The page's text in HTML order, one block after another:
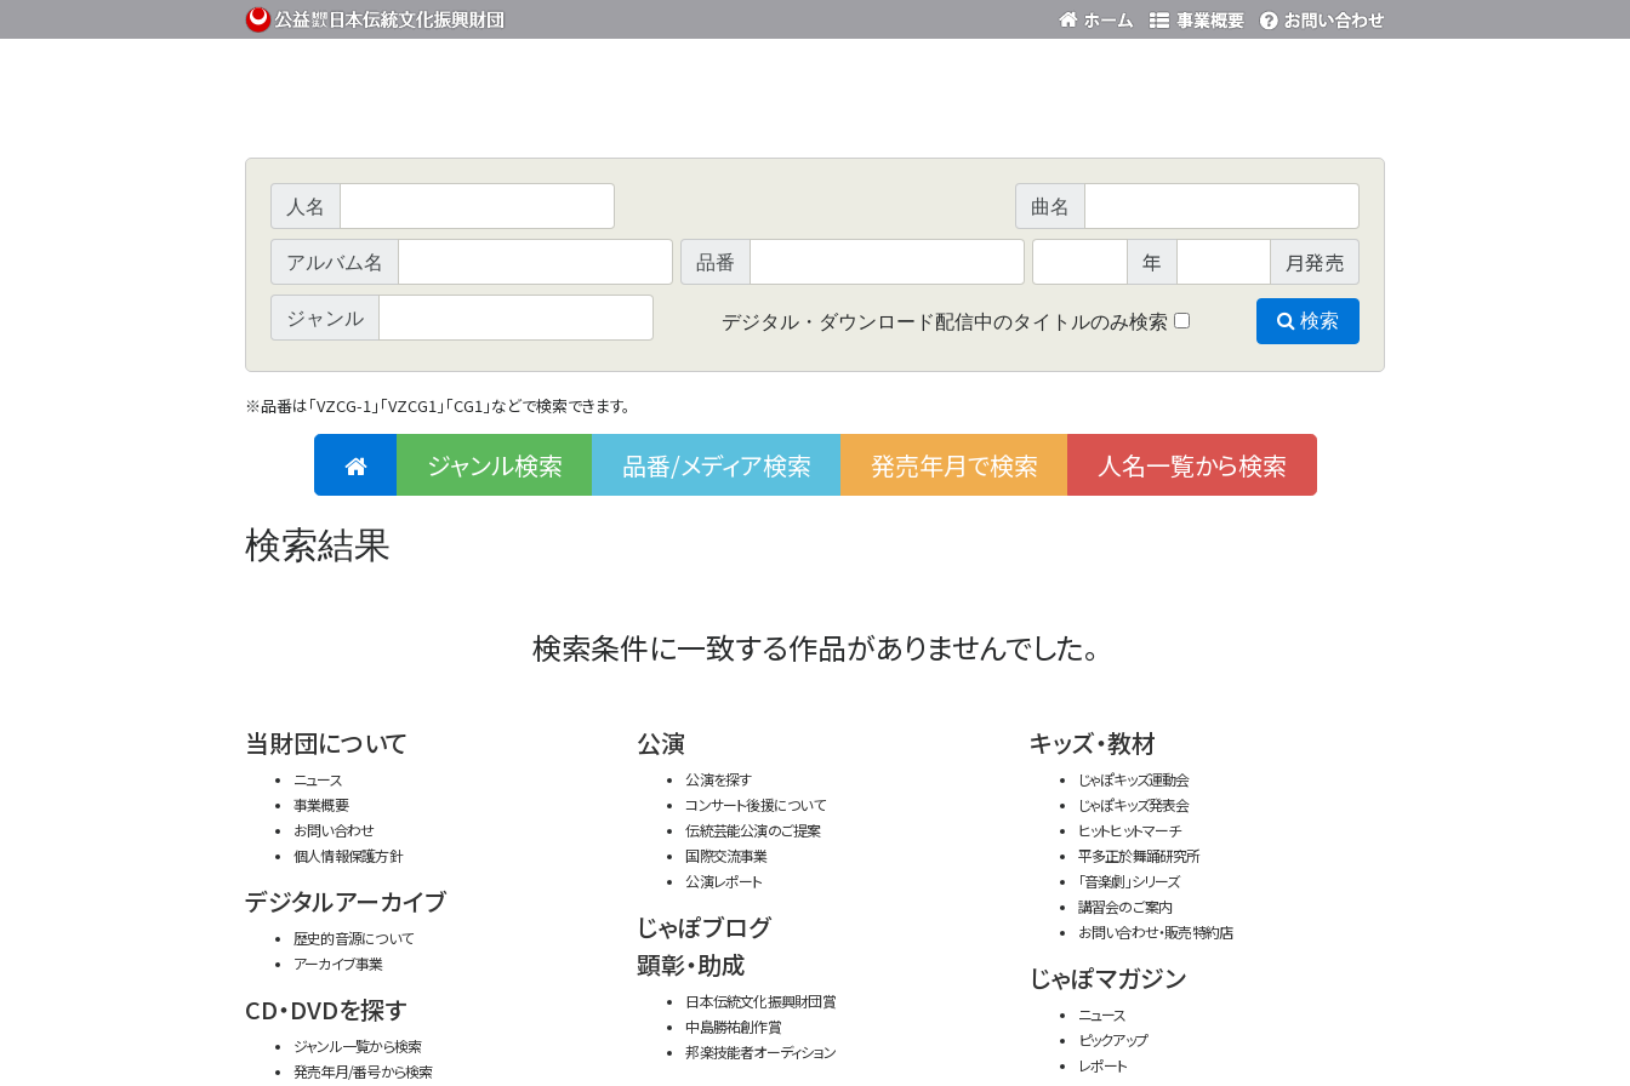
人名 曲名
アルバム名 品番 年 月発売
ジャンル デジタル・ダウンロード配信中のタイトルのみ検索 検索
※品番は「VZCG-1」「VZCG1」「CG1」などで検索できます。
ジャンル検索 品番/メディア検索 発売年月で検索 人名一覧から検索
検索結果
検索条件に一致する作品がありませんでした。
当財団について
ニュース
事業概要
お問い合わせ
個人情報保護方針
デジタルアーカイブ
歴史的音源について
アーカイブ事業
CD・DVDを探す
ジャンル一覧から検索
発売年月/番号から検索
公演
公演を探す
コンサート後援について
伝統芸能公演のご提案
国際交流事業
公演レポート
じゃぽブログ
顕彰・助成
日本伝統文化振興財団賞
中島勝祐創作賞
邦楽技能者オーディション
キッズ・教材
じゃぽキッズ運動会
じゃぽキッズ発表会
ヒットヒットマーチ
平多正於舞踊研究所
「音楽劇」シリーズ
講習会のご案内
お問い合わせ・販売特約店
じゃぽマガジン
ニュース
ピックアップ
レポート